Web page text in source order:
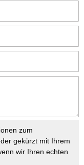
zum
gekürzt mit Ihrem
wir Ihren echten